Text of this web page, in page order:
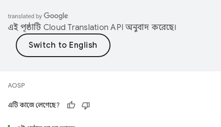
এই পৃষ্ঠাটি Cloud Translation API অনুবাদ করেছে।
AOSP
এটি কাজে লেগেছে?